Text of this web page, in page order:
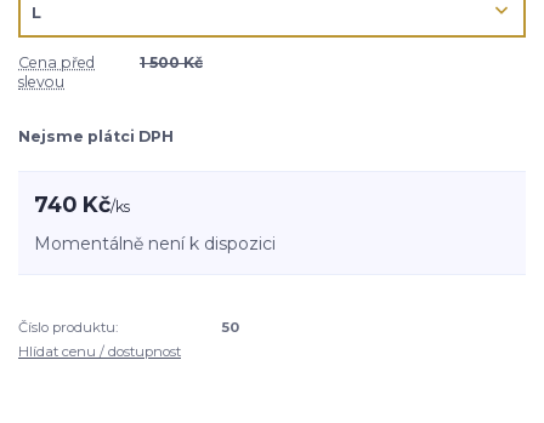
Cena před
slevou
1 500 Kč
Nejsme plátci DPH
740 Kč/ks
Momentálně není k dispozici
Číslo produktu:
50
Hlídat cenu / dostupnost